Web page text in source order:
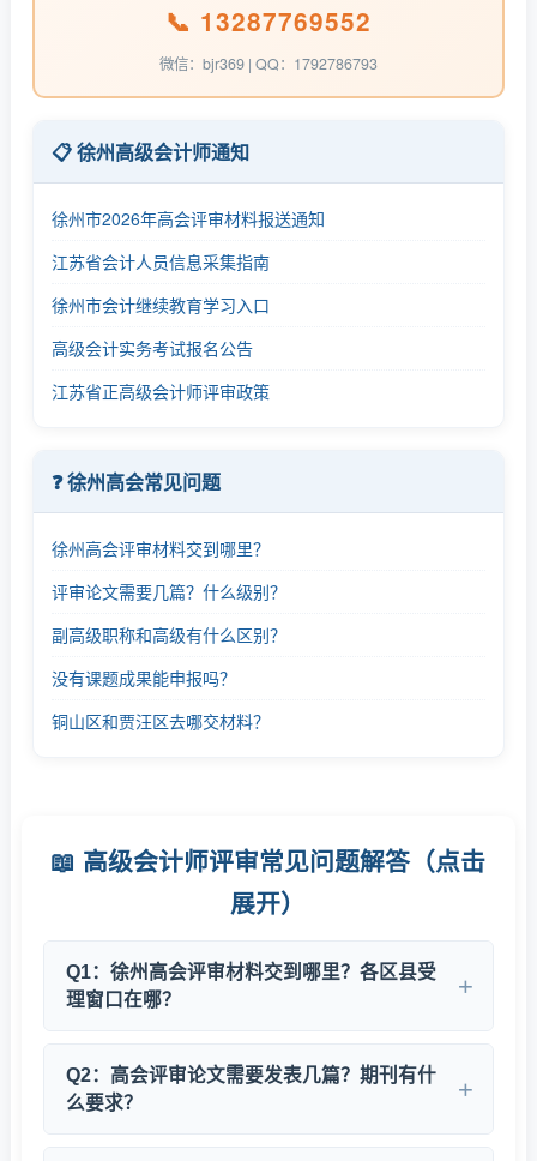
📞 13287769552
微信：bjr369 | QQ：1792786793
📋 徐州高级会计师通知
徐州市2026年高会评审材料报送通知
江苏省会计人员信息采集指南
徐州市会计继续教育学习入口
高级会计实务考试报名公告
江苏省正高级会计师评审政策
❓ 徐州高会常见问题
徐州高会评审材料交到哪里？
评审论文需要几篇？什么级别？
副高级职称和高级有什么区别？
没有课题成果能申报吗？
铜山区和贾汪区去哪交材料？
📖 高级会计师评审常见问题解答（点击
展开）
Q1：徐州高会评审材料交到哪里？各区县受
理窗口在哪？
财政局会计科。云龙区、鼓楼区、泉山区等主城区考生
交至各区财政局会计科；铜山区、贾汪区、丰县、沛
Q2：高会评审论文需要发表几篇？期刊有什
么要求？